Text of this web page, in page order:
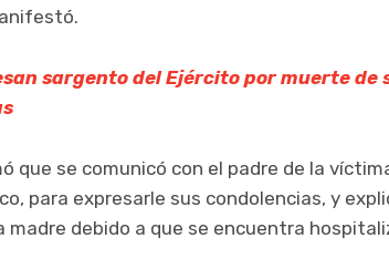
sargento del Ejército por muerte de
que se comunicó con el padre de la
para expresarle sus condolencias, y
madre debido a que se encuentra